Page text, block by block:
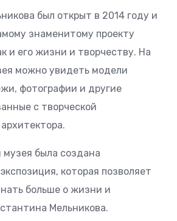
был открыт в 2014 году и
знаменитому проекту
и его жизни и творчеству. На
можно увидеть модели
фотографии и другие
с творческой
музея была создана
которая позволяет
больше о жизни и
Мельникова.